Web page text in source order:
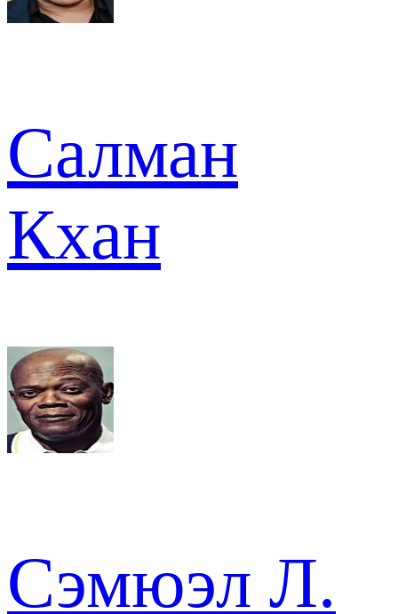
Салман
Кхан
Сэмюэл Л.